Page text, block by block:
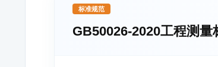
标准规范
GB50026-2020工程测量